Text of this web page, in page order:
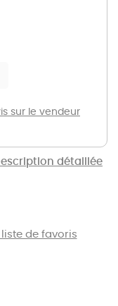
détaillée
sur le vendeur
de favoris